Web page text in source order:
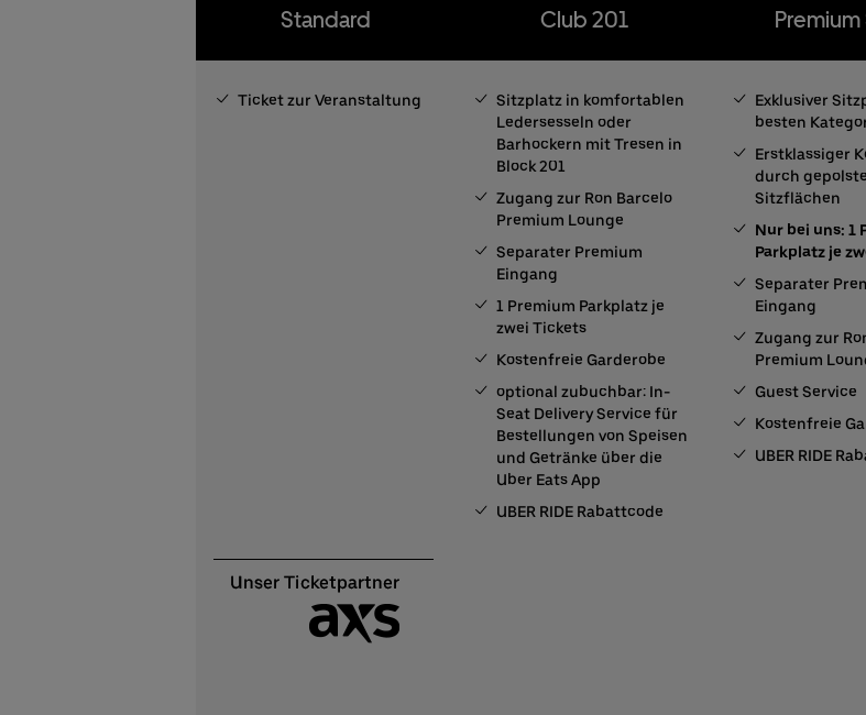
Standard
Ticket zur Veranstaltung
Club 201
Sitzplatz in komfortablen
Ledersesseln oder
Barhockern mit Tresen in
Block 201
Zugang zur Ron Barcelo
Premium Lounge
Separater Premium
Eingang
1 Premium Parkplatz je
zwei Tickets
Kostenfreie Garderobe
optional zubuchbar: In-
Seat Delivery Service für
Bestellungen von Speisen
und Getränke über die
Uber Eats App
UBER RIDE Rabattcode
Premium
Exklusiver
besten
Erstklassiger
durch
Sitzflächen
Nur bei uns: 1
Parkplatz je
Separater
Eingang
Zugang zur
Premium
Guest Service
Kostenfreie
UBER RIDE